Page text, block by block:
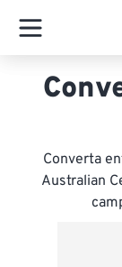
Converta
Australian